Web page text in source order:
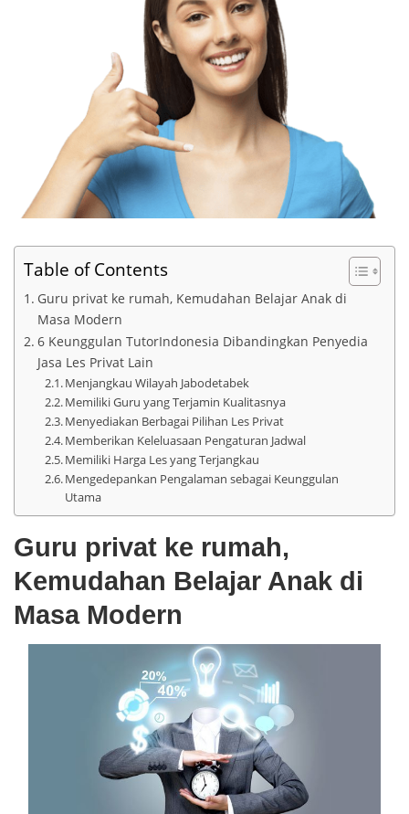
Table of Contents
Guru privat ke rumah, Kemudahan Belajar Anak di
Masa Modern
6 Keunggulan TutorIndonesia Dibandingkan Penyedia
Jasa Les Privat Lain
Menjangkau Wilayah Jabodetabek
Memiliki Guru yang Terjamin Kualitasnya
Menyediakan Berbagai Pilihan Les Privat
Memberikan Keleluasaan Pengaturan Jadwal
Memiliki Harga Les yang Terjangkau
Mengedepankan Pengalaman sebagai Keunggulan
Utama
Guru privat ke rumah,
Kemudahan Belajar Anak di
Masa Modern